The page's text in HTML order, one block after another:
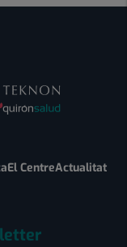
El CentreActualitat